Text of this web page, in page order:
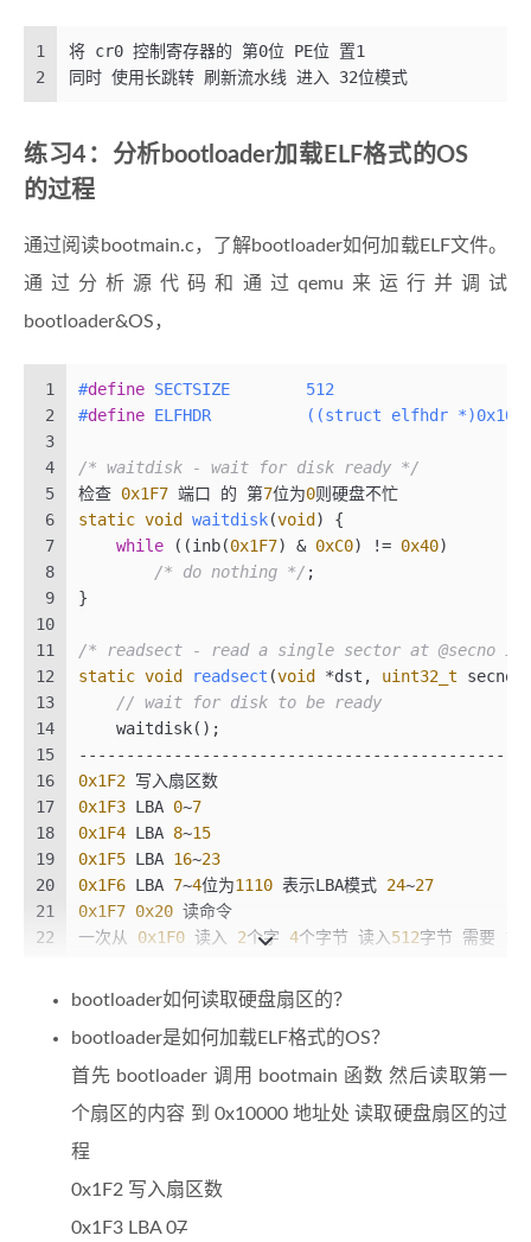
36
39
41
42
44
46
47
49
50
51
52
53
54
55
56
57
58
59
60
61
62
63
64
65
66
67
68
69
70
71
73
75
seta20.1:
    inb
$0x64, %al
    movb
inb $0x64, %al
    testb $0x2, %al
movb $0xdf, %al
outb %al, $0x60
# Switch from real to protected mode,
    #
and segment translation that makes
# identical to physical addresses, so that
    # effective memory map does
not change
lgdt gdtdesc
    movl %cr0, %eax
    orl $CR0_PE_ON, %eax
    movl %eax, %cr0
    # Jump to next instruction, but
    # Switches processor
刷新流水线 进入 32位模式
将 PROT_MODE_CSEG =
protcseg:
    # Set
up the protected-mode data segment
movw $PROT_MODE_DSEG, %ax
movw %ax, %ds
movw %ax, %es
movw %ax, %fs
movw %ax, %gs
movw %ax, %ss
1
2
将 cr0 控制寄存器的 第0位 PE位 置1
同时 使用长跳转 刷新流水线 进入 32位模式
练习4：分析bootloader加载ELF格式的OS
的过程
通过阅读bootmain.c，了解bootloader如何加载ELF文件。
通过分析源代码和通过qemu来运行并调试
bootloader&OS，
1
2
3
4
5
6
7
8
9
10
11
12
13
14
15
16
17
18
19
20
21
22
26
#define SECTSIZE        512
#define ELFHDR          ((struct elfhdr
/* waitdisk - wait for disk ready */
检查 0x1F7 端口 的 第7位为0则硬盘不忙
static void waitdisk(void )
{
while ((inb(0x1F7) & 0xC0) != 0x40)
/* do nothing */ ;
}
/* readsect - read a single sector at @secno
static void readsect (void *dst, uint32_t secno)
// wait for disk to be ready
    waitdisk();
0x1F2 写入扇区数
0x1F3 LBA 0~7
0x1F4 LBA 8~15
0x1F5 LBA 16~23
0x1F6 LBA 7~4位为1110 表示LBA模式 24~27
0x1F7 0x20 读命令
一次从 0x1F0 读入 2个字 4个字节 读入512字节 需要
    outb(
0x1F2, 1);
    outb(
0x1F4, (secno >> 8) & 0xFF
    outb(
0x1F5 , (secno >> 16 ) & 0xFF);
    outb(
0x1F7 , 0x20); //
    waitdisk();
bootloader如何读取硬盘扇区的？
bootloader是如何加载ELF格式的OS？
首先 bootloader 调用 bootmain 函数 然后读取第一
个扇区的内容 到 0x10000 地址处 读取硬盘扇区的过
程
0x1F2 写入扇区数
0x1F3 LBA 07